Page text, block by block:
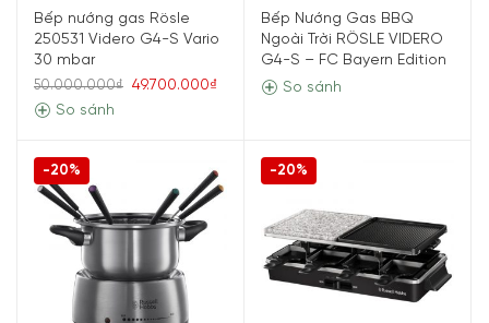
Bếp nướng gas Rösle
250531 Videro G4-S Vario
30 mbar
50.000.000₫
49.700.000₫
So sánh
Bếp Nướng Gas BBQ
Ngoài Trời RÖSLE VIDERO
G4-S – FC Bayern Edition
So sánh
-20% -20%